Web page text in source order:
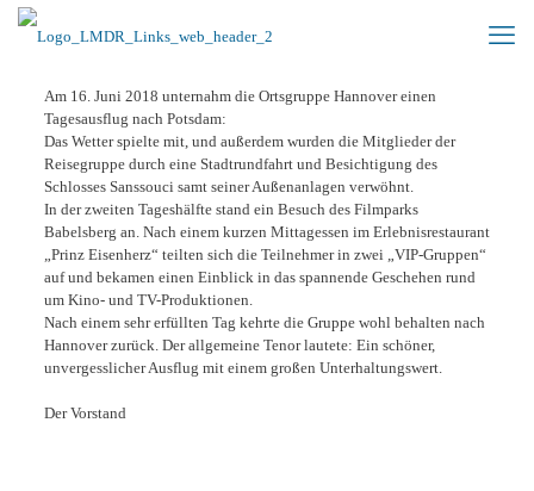
Am 16. Juni 2018 unternahm die Ortsgruppe Hannover einen
Tagesausflug nach Potsdam:
Das Wetter spielte mit, und außerdem wurden die Mitglieder der
Reisegruppe durch eine Stadtrundfahrt und Besichtigung des
Schlosses Sanssouci samt seiner Außenanlagen verwöhnt.
In der zweiten Tageshälfte stand ein Besuch des Filmparks
Babelsberg an. Nach einem kurzen Mittagessen im Erlebnisrestaurant
„Prinz Eisenherz“ teilten sich die Teilnehmer in zwei „VIP-Gruppen“
auf und bekamen einen Einblick in das spannende Geschehen rund
um Kino- und TV-Produktionen.
Nach einem sehr erfüllten Tag kehrte die Gruppe wohl behalten nach
Hannover zurück. Der allgemeine Tenor lautete: Ein schöner,
unvergesslicher Ausflug mit einem großen Unterhaltungswert.
Der Vorstand